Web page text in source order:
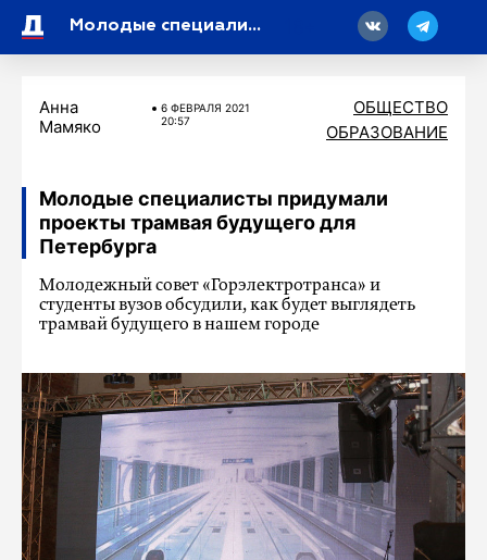
Молодые специалисты придумали проекты трамвая будущего для Петербурга
Анна
Мамяко
6 ФЕВРАЛЯ 2021
20:57
ОБЩЕСТВО
ОБРАЗОВАНИЕ
Молодые специалисты придумали
проекты трамвая будущего для
Петербурга
Молодежный совет «Горэлектротранса» и
студенты вузов обсудили, как будет выглядеть
трамвай будущего в нашем городе